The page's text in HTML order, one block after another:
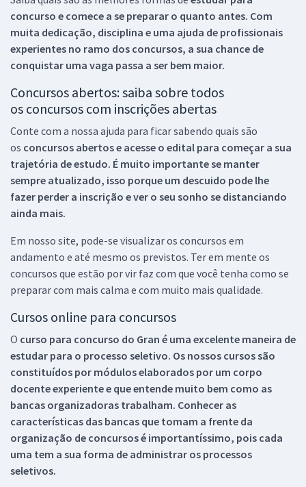
concurso e comece a se preparar o quanto antes. Com
muita dedicação, disciplina e uma ajuda de profissionais
experientes no ramo dos concursos, a sua chance de
conquistar uma vaga passa a ser bem maior.
Concursos abertos: saiba sobre todos
os concursos com inscrições abertas
Conte com a nossa ajuda para ficar sabendo quais são
os concursos abertos e acesse o edital para começar a sua
trajetória de estudo. É muito importante se manter
sempre atualizado, isso porque um descuido pode lhe
fazer perder a inscrição e ver o seu sonho se distanciando
ainda mais.
Em nosso site, pode-se visualizar os concursos em
andamento e até mesmo os previstos. Ter em mente os
concursos que estão por vir faz com que você tenha como se
preparar com mais calma e com muito mais qualidade.
Cursos online para concursos
O curso para concurso do Gran é uma excelente maneira de
estudar para o processo seletivo. Os nossos cursos são
constituídos por módulos elaborados por um corpo
docente experiente e que entende muito bem como as
bancas organizadoras trabalham. Conhecer as
características das bancas que tomam a frente da
organização de concursos é importantíssimo, pois cada
uma tem a sua forma de administrar os processos
seletivos.